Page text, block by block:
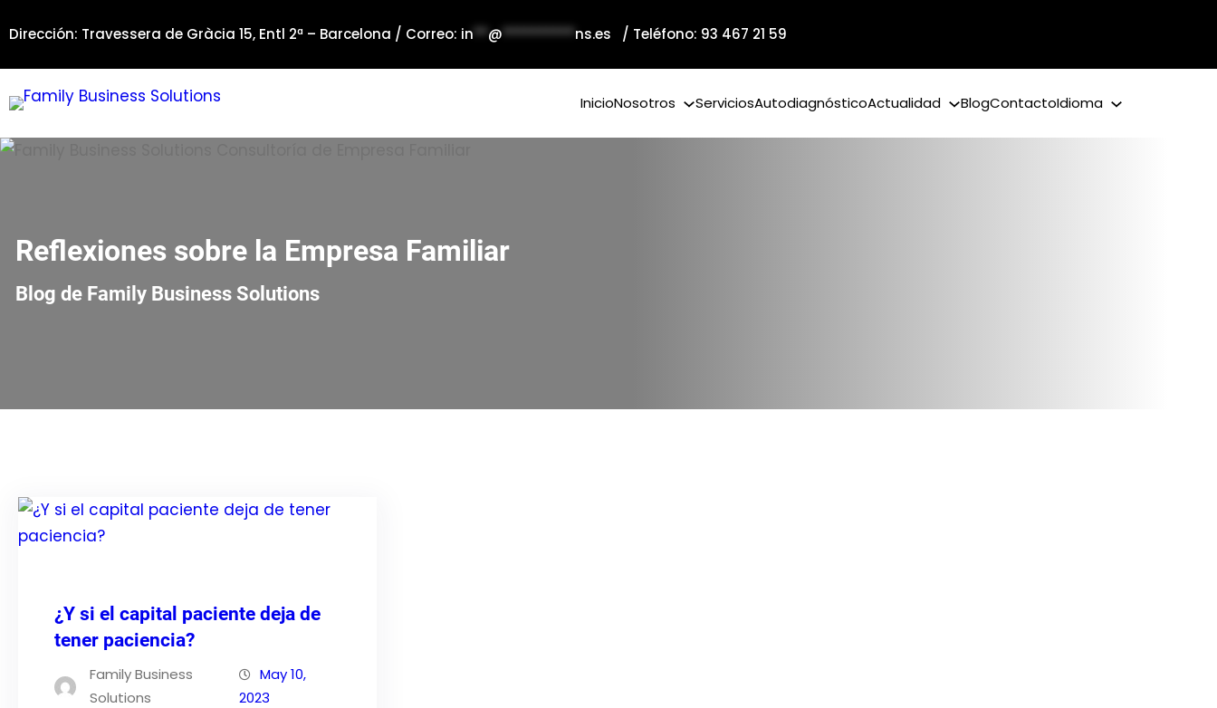
al
contenido
Dirección: Travessera de Gràcia 15, Entl 2ª – Barcelona / Correo: in**@**********ns.es / Teléfono: 93 467 21 59
InicioNosotros ServiciosAutodiagnósticoActualidad BlogContactoIdioma
Reflexiones sobre la Empresa Familiar
Blog de Family Business Solutions
¿Y si el capital paciente deja de
tener paciencia?
Family Business
Solutions
May 10,
2023